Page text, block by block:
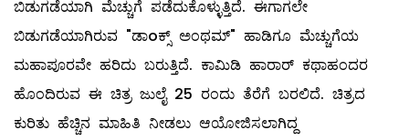
ಬಿಡುಗಡೆಯಾಗಿ ಮೆಚ್ಚುಗೆ ಪಡೆದುಕೊಳ್ಳುತ್ತಿದೆ. ಈಗಾಗಲೇ
ಬಿಡುಗಡೆಯಾಗಿರುವ "ಡಾoಕ್ಸ್ ಅಂಥಮ್" ಹಾಡಿಗೂ ಮೆಚ್ಚುಗೆಯ
ಮಹಾಪೂರವೇ ಹರಿದು ಬರುತ್ತಿದೆ. ಕಾಮಿಡಿ ಹಾರಾರ್ ಕಥಾಹಂದರ
ಹೊಂದಿರುವ ಈ ಚಿತ್ರ ಜುಲೈ 25 ರಂದು ತೆರೆಗೆ ಬರಲಿದೆ. ಚಿತ್ರದ
ಕುರಿತು ಹೆಚ್ಚಿನ ಮಾಹಿತಿ ನೀಡಲು ಆಯೋಜಿಸಲಾಗಿದ್ದ